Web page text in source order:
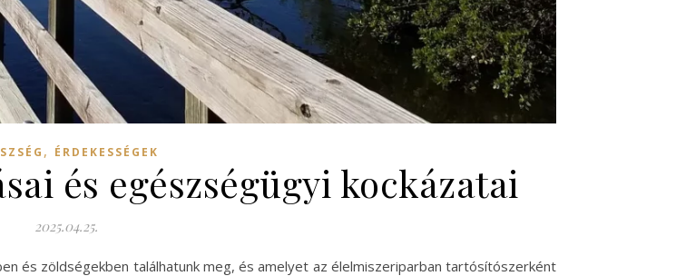
, ÉRDEKESSÉGEK
és egészségügyi kockázatai
2025.04.25.
és zöldségekben találhatunk meg, és amelyet az élelmiszeriparban tartósítószerként